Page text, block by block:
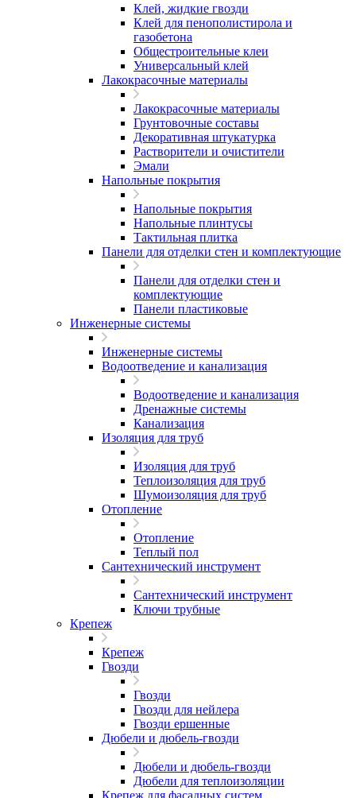
Клей, жидкие гвозди
Клей для пенополистирола и
газобетона
Общестроительные клеи
Универсальный клей
Лакокрасочные материалы
Лакокрасочные материалы
Грунтовочные составы
Декоративная штукатурка
Растворители и очистители
Эмали
Напольные покрытия
Напольные покрытия
Напольные плинтусы
Тактильная плитка
Панели для отделки стен и комплектующие
Панели для отделки стен и
комплектующие
Панели пластиковые
Инженерные системы
Инженерные системы
Водоотведение и канализация
Водоотведение и канализация
Дренажные системы
Канализация
Изоляция для труб
Изоляция для труб
Теплоизоляция для труб
Шумоизоляция для труб
Отопление
Отопление
Теплый пол
Сантехнический инструмент
Сантехнический инструмент
Ключи трубные
Крепеж
Крепеж
Гвозди
Гвозди
Гвозди для нейлера
Гвозди ершенные
Дюбели и дюбель-гвозди
Дюбели и дюбель-гвозди
Дюбели для теплоизоляции
Крепеж для фасадных систем